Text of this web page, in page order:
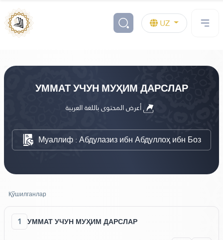
UZ
УММАТ УЧУН МУҲИМ ДАРСЛАР
Муаллиф : Абдулазиз ибн Абдуллоҳ ибн Боз
Қўшилганлар
1 УММАТ УЧУН МУҲИМ ДАРСЛАР